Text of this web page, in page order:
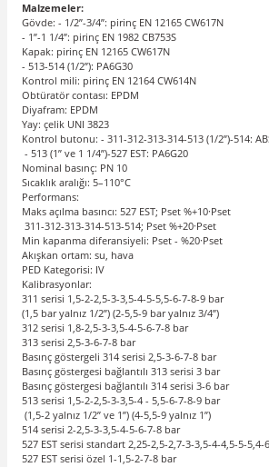
Malzemeler:
Gövde: - 1/2”-3/4”: pirinç EN 12165 CW617N
- 1”-1 1/4”: pirinç EN 1982 CB753S
Kapak: pirinç EN 12165 CW617N
- 513-514 (1/2”): PA6G30
Kontrol mili: pirinç EN 12164 CW614N
Obtüratör contası: EPDM
Diyafram: EPDM
Yay: çelik UNI 3823
Kontrol butonu: - 311-312-313-314-513 (1/2”)-514:
- 513 (1” ve 1 1/4”)-527 EST: PA6G20
Nominal basınç: PN 10
Sıcaklık aralığı: 5–110°C
Performans:
Maks açılma basıncı: 527 EST; Pset %+10·Pset
311-312-313-314-513-514; Pset %+20·Pset
Min kapanma diferansiyeli: Pset - %20·Pset
Akışkan ortam: su, hava
PED Kategorisi: IV
Kalibrasyonlar:
311 serisi 1,5-2-2,5-3-3,5-4-5-5,5-6-7-8-9 bar
(1,5 bar yalnız 1/2”) (2-5,5-9 bar yalnız 3/4”)
312 serisi 1,8-2,5-3-3,5-4-5-6-7-8 bar
313 serisi 2,5-3-6-7-8 bar
Basınç göstergeli 314 serisi 2,5-3-6-7-8 bar
Basınç göstergesi bağlantılı 313 serisi 3 bar
Basınç göstergesi bağlantılı 314 serisi 3-6 bar
513 serisi 1,5-2-2,5-3-3,5-4 - 5,5-6-7-8-9 bar
(1,5-2 yalnız 1/2” ve 1”) (4-5,5-9 yalnız 1”)
514 serisi 2-2,5-3-3,5-4-5-6-7-8 bar
527 EST serisi standart 2,25-2,5-2,7-3-3,5-4-4,5-5-5,4-
527 EST serisi özel 1-1,5-2-7-8 bar